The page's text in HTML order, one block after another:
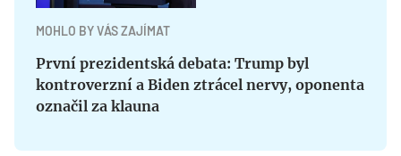
MOHLO BY VÁS ZAJÍMAT
První prezidentská debata: Trump byl
kontroverzní a Biden ztrácel nervy, oponenta
označil za klauna